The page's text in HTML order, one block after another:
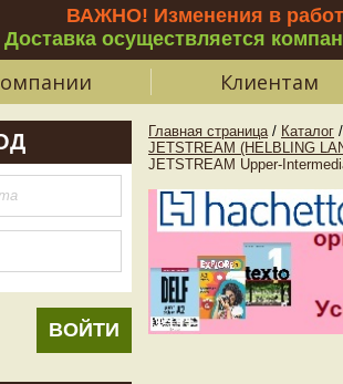
ВАЖНО! Изменения в
Доставка осуществляется
Клиентам
Главная страница / Каталог /
JETSTREAM (HELBLING
JETSTREAM Upper-